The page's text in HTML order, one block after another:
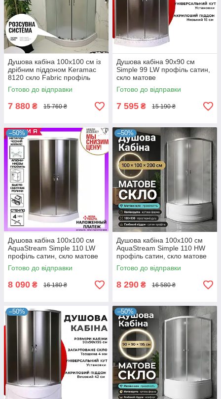
Душова кабіна 100x100 см із
дрібним піддоном Keramac
8120 скло Fabric профіль
сатин
Готово до відправки
7 880 ₴ 15 760 ₴
Душова кабіна 90x90 см
Simple 99 LW профіль сатин,
скло матове
Готово до відправки
7 595 ₴ 15 190 ₴
–50%
Душова кабіна 100x100 см
AquaStream Simple 110 LW
профіль сатин, скло матове
Готово до відправки
8 090 ₴ 16 180 ₴
–50%
Душова кабіна 100x100 см
AquaStream Simple 110 HW
профіль сатин, скло матове
Готово до відправки
8 290 ₴ 16 580 ₴
–50% –50%